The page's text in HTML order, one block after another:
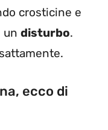
crosticine e
un disturbo.
ecco di